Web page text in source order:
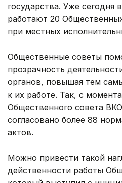
государства. Уже сегодня
работают 20
при местных
Общественные советы
прозрачность
органов, повышая тем
к их работе. Так, с
Общественного совета
согласовано более 88
актов.
Можно привести такой
действенности работы